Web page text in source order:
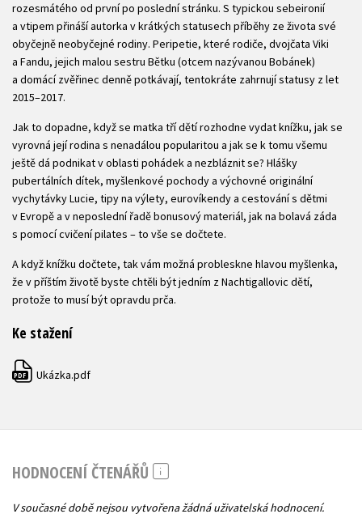
rozesmátého od první po poslední stránku. S typickou sebeironií
a vtipem přináší autorka v krátkých statusech příběhy ze života své
obyčejně neobyčejné rodiny. Peripetie, které rodiče, dvojčata Viki
a Fandu, jejich malou sestru Bětku (otcem nazývanou Bobánek)
a domácí zvěřinec denně potkávají, tentokráte zahrnují statusy z let
2015–2017.
Jak to dopadne, když se matka tří dětí rozhodne vydat knížku, jak se
vyrovná její rodina s nenadálou popularitou a jak se k tomu všemu
ještě dá podnikat v oblasti pohádek a nezbláznit se? Hlášky
pubertálních dítek, myšlenkové pochody a výchovné originální
vychytávky Lucie, tipy na výlety, eurovíkendy a cestování s dětmi
v Evropě a v neposlední řadě bonusový materiál, jak na bolavá záda
s pomocí cvičení pilates – to vše se dočtete.
A když knížku dočtete, tak vám možná probleskne hlavou myšlenka,
že v příštím životě byste chtěli být jedním z Nachtigallovic dětí,
protože to musí být opravdu prča.
Ke stažení
PDF Ukázka.pdf
HODNOCENÍ ČTENÁŘŮ
V současné době nejsou vytvořena žádná uživatelská hodnocení.